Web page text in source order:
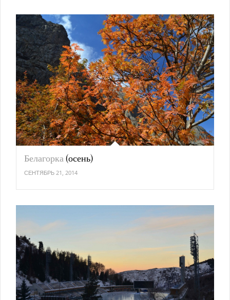
Белагорка (осень)
СЕНТЯБРЬ 21, 2014